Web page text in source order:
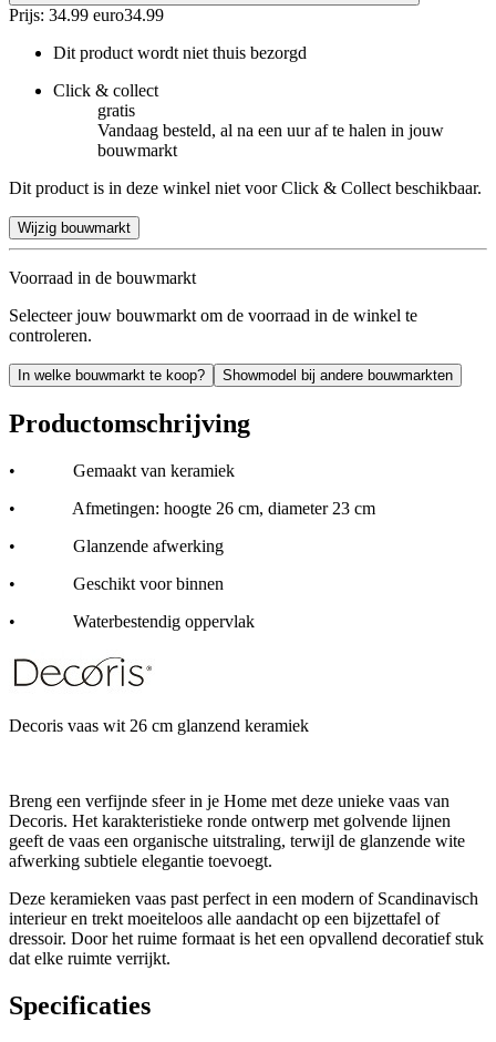
Prijs: 34.99 euro34.99
Dit product wordt niet thuis bezorgd
Click & collect
gratis
Vandaag besteld, al na een uur af te halen in jouw
bouwmarkt
Dit product is in deze winkel niet voor Click & Collect beschikbaar.
Wijzig bouwmarkt
Voorraad in de bouwmarkt
Selecteer jouw bouwmarkt om de voorraad in de winkel te
controleren.
In welke bouwmarkt te koop? Showmodel bij andere bouwmarkten
Productomschrijving
• Gemaakt van keramiek
• Afmetingen: hoogte 26 cm, diameter 23 cm
• Glanzende afwerking
• Geschikt voor binnen
• Waterbestendig oppervlak
Decoris vaas wit 26 cm glanzend keramiek
Breng een verfijnde sfeer in je Home met deze unieke vaas van
Decoris. Het karakteristieke ronde ontwerp met golvende lijnen
geeft de vaas een organische uitstraling, terwijl de glanzende wite
afwerking subtiele elegantie toevoegt.
Deze keramieken vaas past perfect in een modern of Scandinavisch
interieur en trekt moeiteloos alle aandacht op een bijzettafel of
dressoir. Door het ruime formaat is het een opvallend decoratief stuk
dat elke ruimte verrijkt.
Specificaties